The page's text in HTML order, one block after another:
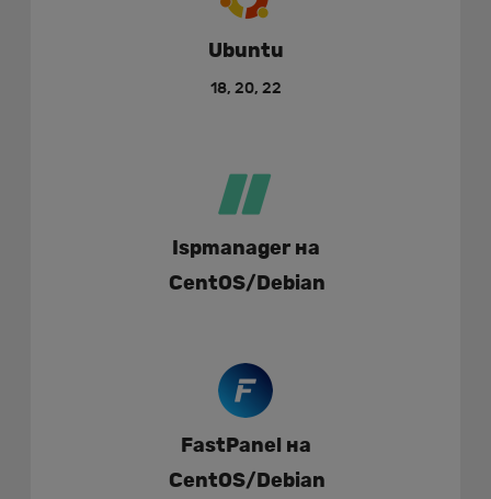
Ubuntu
18, 20, 22
Ispmanager на
CentOS/Debian
FastPanel на
CentOS/Debian